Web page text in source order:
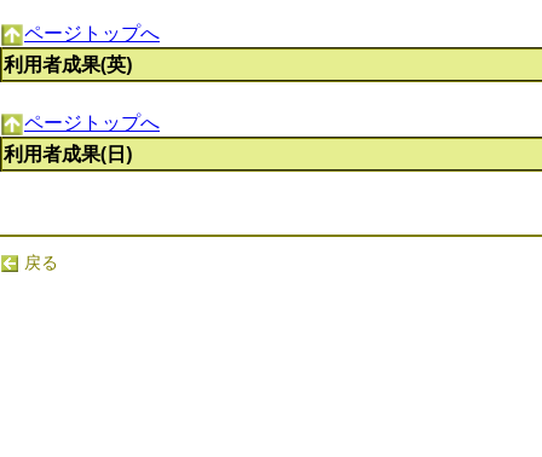
ページトップへ
利用者成果(英)
ページトップへ
利用者成果(日)
戻る